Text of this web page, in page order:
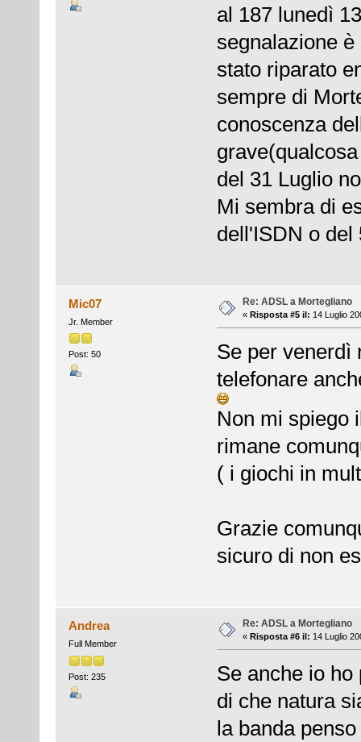
al 187 lunedì
segnalazione
stato riparato
sempre di
conoscenza
del 31 Luglio
Mi sembra di
dell'ISDN o del
Mic07
Jr. Member
Post: 50
Re: ADSL a Mortegliano
« Risposta #5 il: 14 Luglio
Se per venerdì
telefonare
Non mi spiego
rimane
( i giochi in
Grazie
sicuro di non
Andrea
Full Member
Post: 235
Re: ADSL a Mortegliano
« Risposta #6 il: 14 Luglio
Se anche io
di che natura
la banda